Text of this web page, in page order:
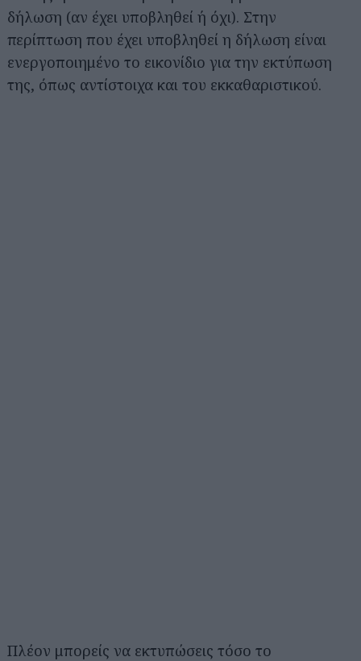
δήλωση (αν έχει υποβληθεί ή όχι). Στην
περίπτωση που έχει υποβληθεί η δήλωση είναι
ενεργοποιημένο το εικονίδιο για την εκτύπωση
της, όπως αντίστοιχα και του εκκαθαριστικού.
Πλέον μπορείς να εκτυπώσεις τόσο το